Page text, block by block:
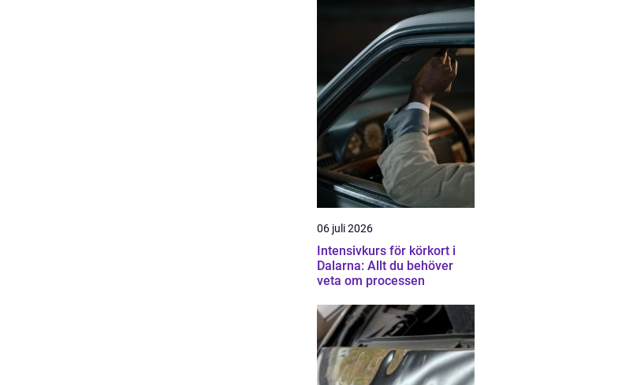
06 juli 2026
Intensivkurs för körkort i
Dalarna: Allt du behöver
veta om processen